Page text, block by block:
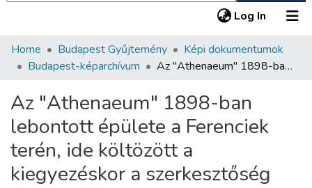
Log In (current)
Communities & Collections
Statistics
About us
Home Budapest Gyűjtemény
Képi dokumentumok
Budapest-képarchívum
Az "Athenaeum" 1898-ban lebontott épülete a Ferenciek terén, ide költözött a kiegyezéskor a szerkesztőség
Az "Athenaeum" 1898-ban
lebontott épülete a Ferenciek
terén, ide költözött a
kiegyezéskor a szerkesztőség